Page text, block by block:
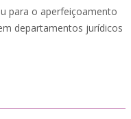
para o aperfeiçoamento
departamentos jurídicos